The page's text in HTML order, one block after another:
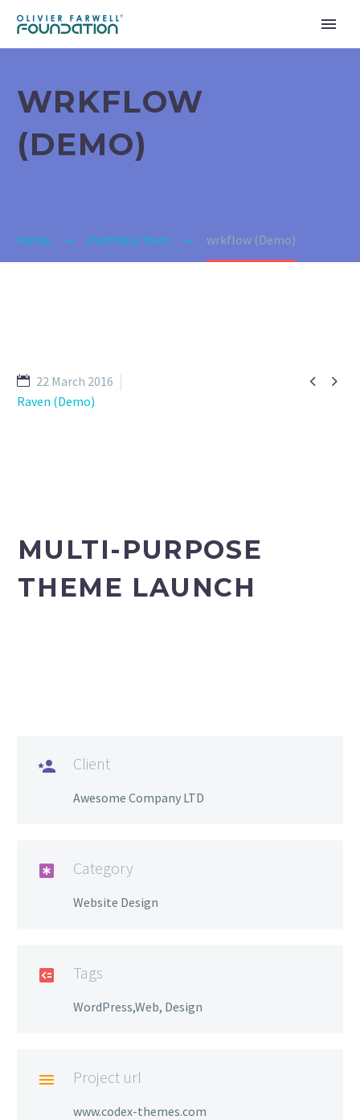
WRKFLOW
(DEMO)
Home Portfolio Item wrkflow (Demo)
 
22 March 2016
Raven (Demo)
MULTI-PURPOSE
THEME LAUNCH
 Client
Awesome Company LTD
 Category
Website Design
 Tags
WordPress,Web, Design
 Project url
www.codex-themes.com